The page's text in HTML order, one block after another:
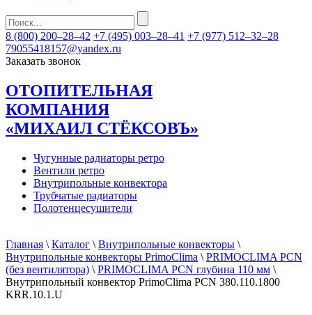
8 (800) 200–28–42 +7 (495) 003–28–41 +7 (977) 512–32–28
79055418157@yandex.ru
Заказать звонок
ОТОПИТЕЛЬНАЯ
КОМПАНИЯ
«МИХАИЛ СТЁКСОВЪ»
Чугунные радиаторы ретро
Вентили ретро
Внутрипольные конвектора
Трубчатые радиаторы
Полотенцесушители
Главная \ Каталог \ Внутрипольные конвекторы \
Внутрипольные конвекторы PrimoClima \ PRIMOCLIMA PCN
(без вентилятора) \ PRIMOCLIMA PCN глубина 110 мм \
Внутрипольный конвектор PrimoClima PCN 380.110.1800
KRR.10.1.U